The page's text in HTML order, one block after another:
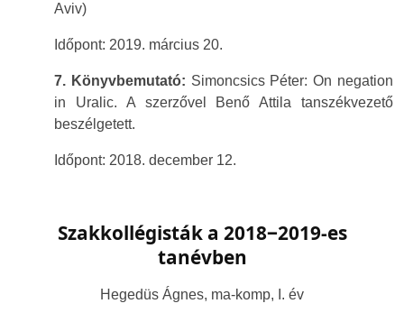
Aviv)
Időpont: 2019. március 20.
7. Könyvbemutató: Simoncsics Péter:On negation
in Uralic. A szerzővel Benő Attila tanszékvezető
beszélgetett.
Időpont: 2018. december 12.
Szakkollégisták a 2018‒2019-es
tanévben
Hegedüs Ágnes, ma-komp, I. év